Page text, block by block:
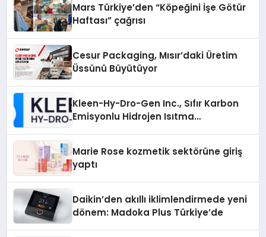
Mars Türkiye’den “Köpeğini İşe Götür
Haftası” çağrısı
Cesur Packaging, Mısır’daki Üretim
Üssünü Büyütüyor
Kleen-Hy-Dro-Gen Inc., Sıfır Karbon
Emisyonlu Hidrojen Isıtma
Marie Rose kozmetik sektörüne giriş
yaptı
Daikin’den akıllı iklimlendirmede yeni
dönem: Madoka Plus Türkiye’de